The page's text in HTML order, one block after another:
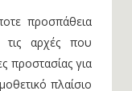
προσπάθεια
τις αρχές που
προστασίας για
πλαίσιο